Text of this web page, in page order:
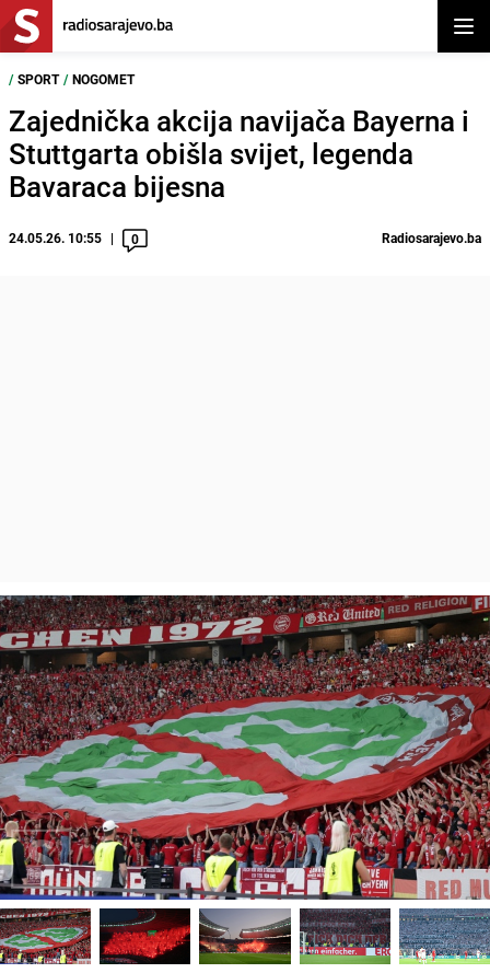
/ SPORT / NOGOMET
Zajednička akcija navijača Bayerna i
Stuttgarta obišla svijet, legenda
Bavaraca bijesna
24.05.26. 10:55 0 Radiosarajevo.ba